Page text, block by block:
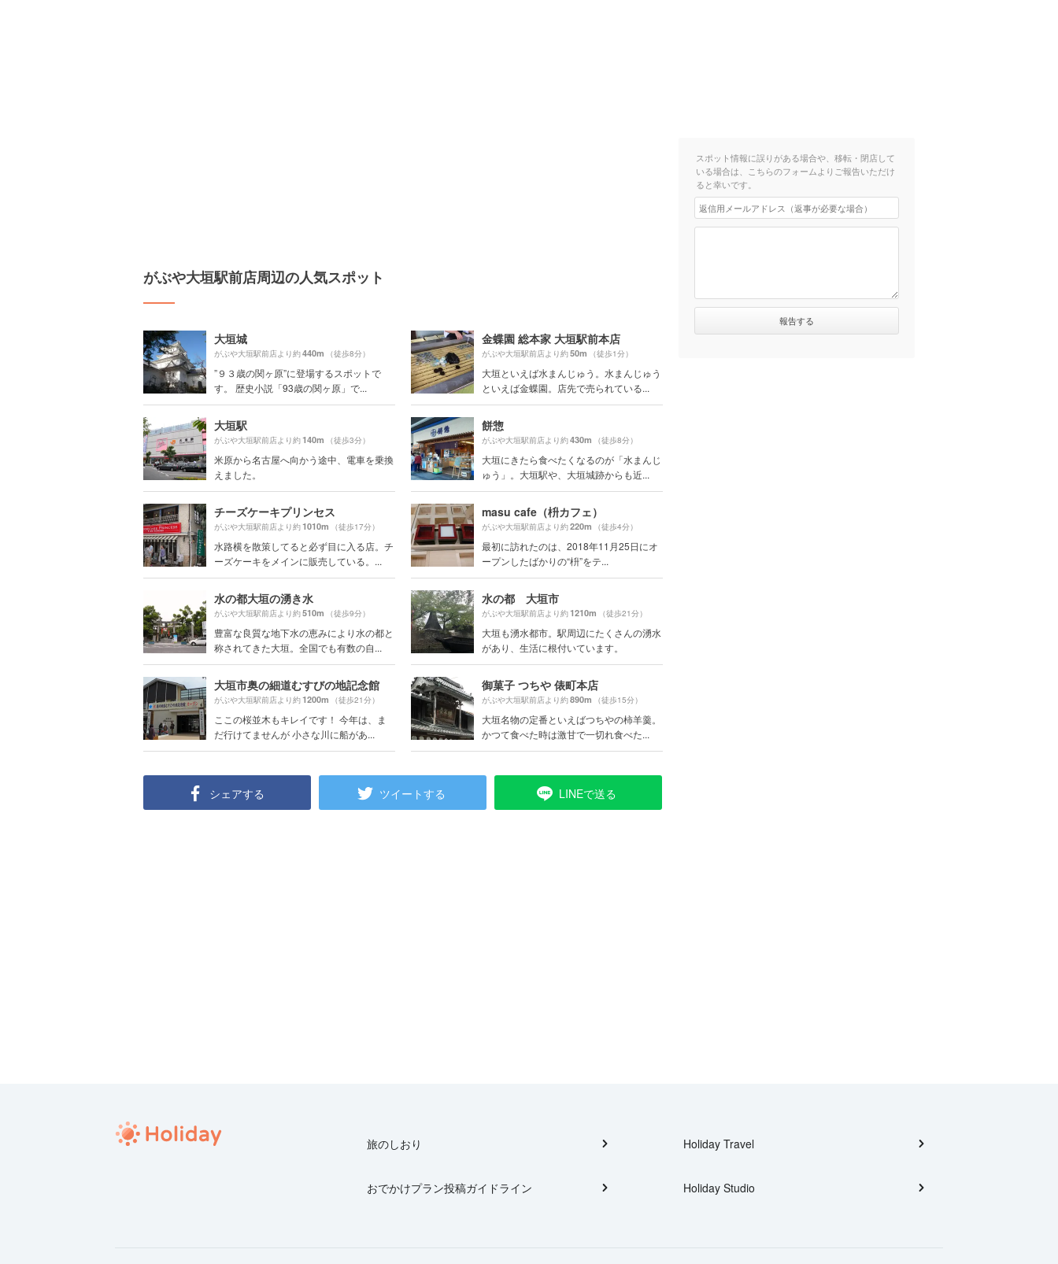
がぶや大垣駅前店周辺の人気スポット
大垣城
がぶや大垣駅前店より約440m （徒歩8分）
”９３歳の関ヶ原”に登場するスポットで
す。 歴史小説「93歳の関ヶ原」で...
金蝶園 総本家 大垣駅前本店
がぶや大垣駅前店より約50m （徒歩1分）
大垣といえば水まんじゅう。水まんじゅう
といえば金蝶園。店先で売られている...
大垣駅
がぶや大垣駅前店より約140m （徒歩3分）
米原から名古屋へ向かう途中、電車を乗換
えました。
餅惣
がぶや大垣駅前店より約430m （徒歩8分）
大垣にきたら食べたくなるのが「水まんじ
ゅう」。大垣駅や、大垣城跡からも近...
チーズケーキプリンセス
がぶや大垣駅前店より約1010m （徒歩17分）
水路横を散策してると必ず目に入る店。チ
ーズケーキをメインに販売している。...
masu cafe（枡カフェ）
がぶや大垣駅前店より約220m （徒歩4分）
最初に訪れたのは、2018年11月25日にオ
ープンしたばかりの“枡”をテ...
水の都大垣の湧き水
がぶや大垣駅前店より約510m （徒歩9分）
豊富な良質な地下水の恵みにより水の都と
称されてきた大垣。全国でも有数の自...
水の都 大垣市
がぶや大垣駅前店より約1210m （徒歩21分）
大垣も湧水都市。駅周辺にたくさんの湧水
があり、生活に根付いています。
大垣市奥の細道むすびの地記念館
がぶや大垣駅前店より約1200m （徒歩21分）
ここの桜並木もキレイです！ 今年は、ま
だ行けてませんが 小さな川に船があ...
御菓子 つちや 俵町本店
がぶや大垣駅前店より約890m （徒歩15分）
大垣名物の定番といえばつちやの柿羊羹。
かつて食べた時は激甘で一切れ食べた...
シェアする ツイートする LINEで送る
スポット情報に誤りがある場合や、移転・閉店して
いる場合は、こちらのフォームよりご報告いただけ
ると幸いです。
旅のしおり
おでかけプラン投稿ガイドライン
Holiday Travel
Holiday Studio